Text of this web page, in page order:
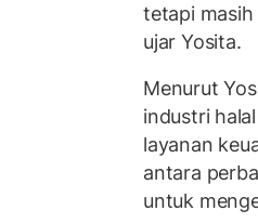
tetapi masih
ujar Yosita.
Menurut
industri
layanan
antara
untuk